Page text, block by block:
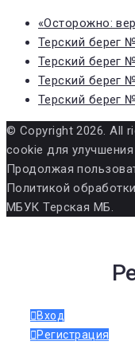
«Осторожно:
Терский берег
Терский берег
Терский берег
Терский берег
© Copyright 2026. All
cookie для
Продолжая
Политикой
МБУК Терская МБ.
Вход
Регистрация